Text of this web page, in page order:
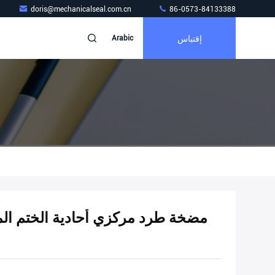
doris@mechanicalseal.com.cn 86-0573-84133388
Arabic إقتباس
مضخة طرد مركزي أحادية الختم